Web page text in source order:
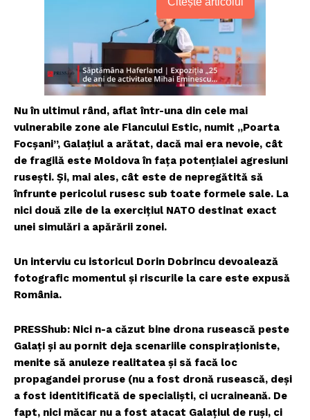
Nu în ultimul rând, aflat într-una din cele mai
vulnerabile zone ale Flancului Estic, numit „Poarta
Focșani”, Galațiul a arătat, dacă mai era nevoie, cât
de fragilă este Moldova în fața potențialei agresiuni
rusești. Și, mai ales, cât este de nepregătită să
înfrunte pericolul rusesc sub toate formele sale. La
nici două zile de la exercițiul NATO destinat exact
unei simulări a apărării zonei.
Un interviu cu istoricul Dorin Dobrincu devoalează
fotografic momentul și riscurile la care este expusă
România.
PRESShub: Nici n-a căzut bine drona rusească peste
Galați și au pornit deja scenariile conspiraționiste,
menite să anuleze realitatea și să facă loc
propagandei proruse (nu a fost dronă rusească, deși
a fost identitificată de specialiști, ci ucraineană. De
fapt, nici măcar nu a fost atacat Galațiul de ruși, ci